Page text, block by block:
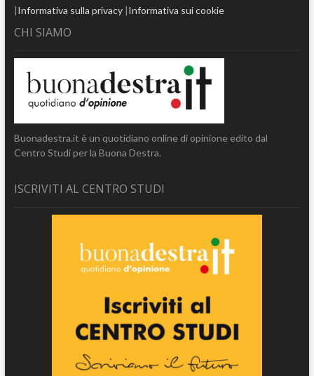
|Informativa sulla privacy|Informativa sui cookie
CHI SIAMO
Buonadestra.it è un quotidiano online di opinione edito dal
Centro Studi per la Buona Destra.
ISCRIVITI AL CENTRO STUDI